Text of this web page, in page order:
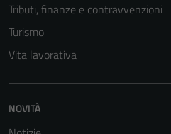
Tributi, finanze e contravvenzioni
Turismo
Vita lavorativa
NOVITÀ